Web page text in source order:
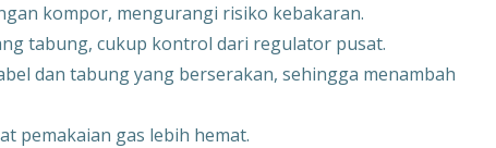
kompor, mengurangi risiko kebakaran.
tabung, cukup kontrol dari regulator pusat.
dan tabung yang berserakan, sehingga menambah
pemakaian gas lebih hemat.